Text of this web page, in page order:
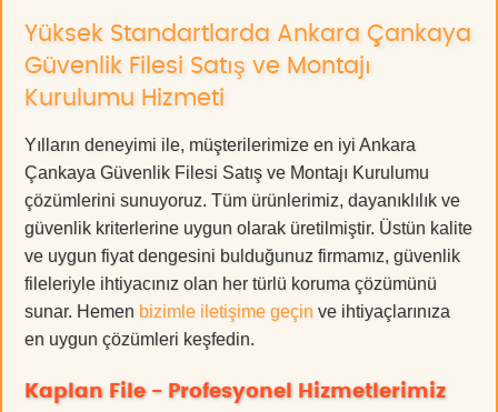
Yüksek Standartlarda Ankara Çankaya
Güvenlik Filesi Satış ve Montajı
Kurulumu Hizmeti
Yılların deneyimi ile, müşterilerimize en iyi Ankara
Çankaya Güvenlik Filesi Satış ve Montajı Kurulumu
çözümlerini sunuyoruz. Tüm ürünlerimiz, dayanıklılık ve
güvenlik kriterlerine uygun olarak üretilmiştir. Üstün kalite
ve uygun fiyat dengesini bulduğunuz firmamız, güvenlik
fileleriyle ihtiyacınız olan her türlü koruma çözümünü
sunar. Hemen bizimle iletişime geçin ve ihtiyaçlarınıza
en uygun çözümleri keşfedin.
Kaplan File - Profesyonel Hizmetlerimiz